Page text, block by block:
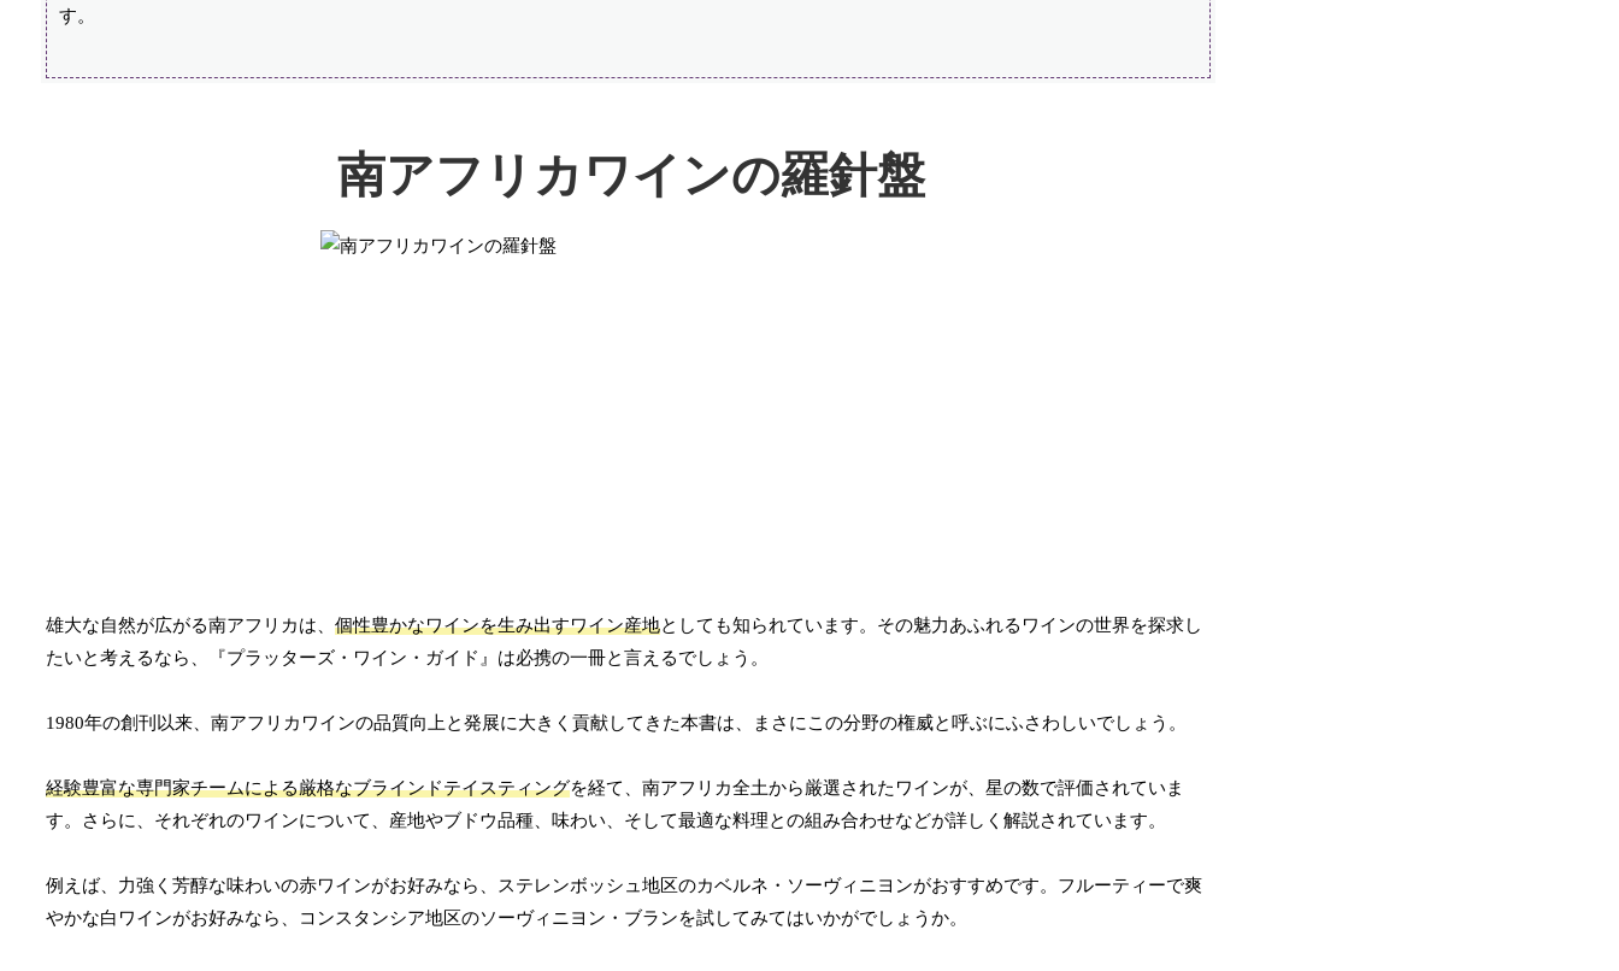
す。
南アフリカワインの羅針盤
雄大な自然が広がる南アフリカは、 個性豊かなワインを生み出すワイン産地としても知られています。その魅力あふれるワインの世界を探求し
たいと考えるなら、『プラッターズ・ワイン・ガイド』は必携の一冊と言えるでしょう。
1980年の創刊以来、南アフリカワインの品質向上と発展に大きく貢献してきた本書は、まさにこの分野の権威と呼ぶにふさわしいでしょう。
経験豊富な専門家チームによる厳格なブラインドテイスティングを経て、南アフリカ全土から厳選されたワインが、星の数で評価されていま
す。さらに、それぞれのワインについて、産地やブドウ品種、味わい、そして最適な料理との組み合わせなどが詳しく解説されています。
例えば、力強く芳醇な味わいの赤ワインがお好みなら、ステレンボッシュ地区のカベルネ・ソーヴィニヨンがおすすめです。フルーティーで爽
やかな白ワインがお好みなら、コンスタンシア地区のソーヴィニヨン・ブランを試してみてはいかがでしょうか。